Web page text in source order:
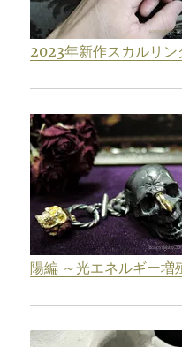
2023年新作スカルリ
陽編 ～光エネルギー増